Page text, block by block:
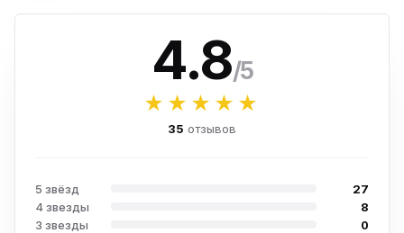
4.8/5
★★★★★
35 отзывов
5 звёзд
27
4 звезды
8
3 звезды
0